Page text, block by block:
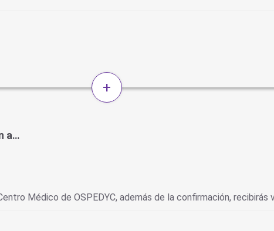
+
a…
Médico de OSPEDYC, además de la confirmación,